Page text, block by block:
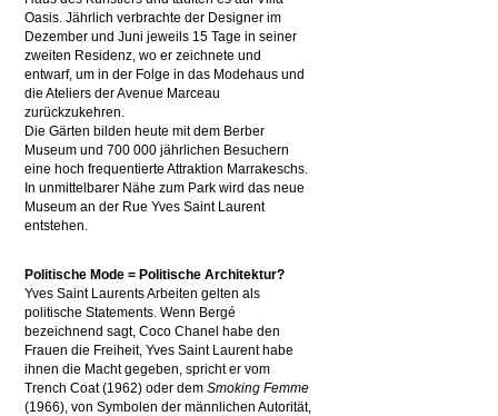
Oasis. Jährlich verbrachte der Designer im
Dezember und Juni jeweils 15 Tage in seiner
zweiten Residenz, wo er zeichnete und
entwarf, um in der Folge in das Modehaus und
die Ateliers der Avenue Marceau
zurückzukehren.
Die Gärten bilden heute mit dem Berber
Museum und 700 000 jährlichen Besuchern
eine hoch frequentierte Attraktion Marrakeschs.
In unmittelbarer Nähe zum Park wird das neue
Museum an der Rue Yves Saint Laurent
entstehen.
Politische Mode = Politische Architektur?
Yves Saint Laurents Arbeiten gelten als
politische Statements. Wenn Bergé
bezeichnend sagt, Coco Chanel habe den
Frauen die Freiheit, Yves Saint Laurent habe
ihnen die Macht gegeben, spricht er vom
Trench Coat (1962) oder demSmoking Femme
(1966), von Symbolen der männlichen Autorität,